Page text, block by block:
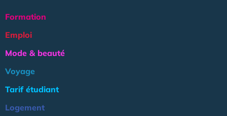
Formation
Emploi
Mode & beauté
Voyage
Tarif étudiant
Logement